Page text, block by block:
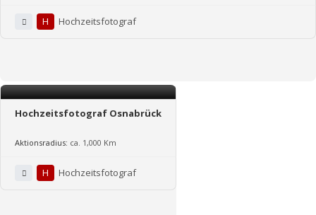
H Hochzeitsfotograf
Hochzeitsfotograf Osnabrück
Aktionsradius: ca. 1,000 Km
H Hochzeitsfotograf